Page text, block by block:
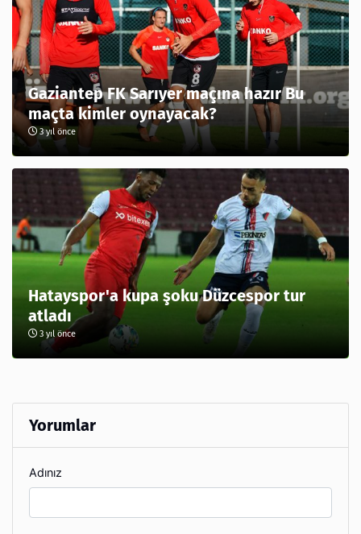
Gaziantep FK Sarıyer maçına hazır Bu
maçta kimler oynayacak?
3 yıl önce
Hatayspor'a kupa şoku Düzcespor tur
atladı
3 yıl önce
Yorumlar
Adınız